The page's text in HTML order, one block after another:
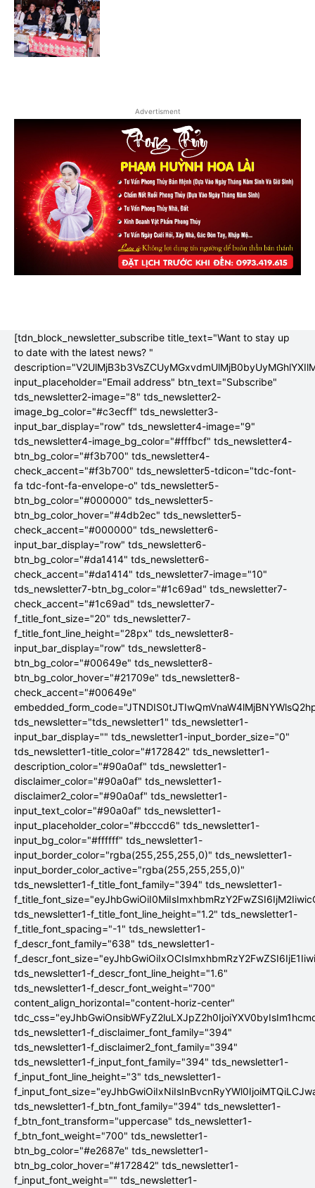
Advertisment
[tdn_block_newsletter_subscribe title_text="Want to stay up
to date with the latest news? "
input_placeholder="Email address" btn_text="Subscribe"
tds_newsletter2-image="8" tds_newsletter2-
image_bg_color="#c3ecff" tds_newsletter3-
input_bar_display="row" tds_newsletter4-image="9"
tds_newsletter4-image_bg_color="#fffbcf" tds_newsletter4-
btn_bg_color="#f3b700" tds_newsletter4-
check_accent="#f3b700" tds_newsletter5-tdicon="tdc-font-
fa tdc-font-fa-envelope-o" tds_newsletter5-
btn_bg_color="#000000" tds_newsletter5-
btn_bg_color_hover="#4db2ec" tds_newsletter5-
check_accent="#000000" tds_newsletter6-
input_bar_display="row" tds_newsletter6-
btn_bg_color="#da1414" tds_newsletter6-
check_accent="#da1414" tds_newsletter7-image="10"
tds_newsletter7-btn_bg_color="#1c69ad" tds_newsletter7-
check_accent="#1c69ad" tds_newsletter7-
f_title_font_size="20" tds_newsletter7-
f_title_font_line_height="28px" tds_newsletter8-
input_bar_display="row" tds_newsletter8-
btn_bg_color="#00649e" tds_newsletter8-
btn_bg_color_hover="#21709e" tds_newsletter8-
check_accent="#00649e"
tds_newsletter="tds_newsletter1" tds_newsletter1-
input_bar_display="" tds_newsletter1-input_border_size="0"
tds_newsletter1-title_color="#172842" tds_newsletter1-
description_color="#90a0af" tds_newsletter1-
disclaimer_color="#90a0af" tds_newsletter1-
disclaimer2_color="#90a0af" tds_newsletter1-
input_text_color="#90a0af" tds_newsletter1-
input_placeholder_color="#bcccd6" tds_newsletter1-
input_bg_color="#ffffff" tds_newsletter1-
input_border_color="rgba(255,255,255,0)" tds_newsletter1-
input_border_color_active="rgba(255,255,255,0)"
tds_newsletter1-f_title_font_family="394" tds_newsletter1-
tds_newsletter1-f_title_font_line_height="1.2" tds_newsletter1-
f_title_font_spacing="-1" tds_newsletter1-
f_descr_font_family="638" tds_newsletter1-
tds_newsletter1-f_descr_font_line_height="1.6"
tds_newsletter1-f_descr_font_weight="700"
content_align_horizontal="content-horiz-center"
tds_newsletter1-f_disclaimer_font_family="394"
tds_newsletter1-f_disclaimer2_font_family="394"
tds_newsletter1-f_input_font_family="394" tds_newsletter1-
f_input_font_line_height="3" tds_newsletter1-
tds_newsletter1-f_btn_font_family="394" tds_newsletter1-
f_btn_font_transform="uppercase" tds_newsletter1-
f_btn_font_weight="700" tds_newsletter1-
btn_bg_color="#e2687e" tds_newsletter1-
btn_bg_color_hover="#172842" tds_newsletter1-
f_input_font_weight="" tds_newsletter1-